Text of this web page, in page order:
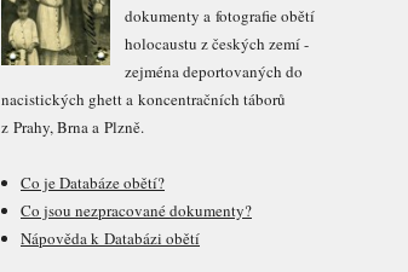
dokumenty a fotografie obětí
holocaustu z českých zemí -
zejména deportovaných do
nacistických ghett a koncentračních táborů
z Prahy, Brna a Plzně.
Co je Databáze obětí?
Co jsou nezpracované dokumenty?
Nápověda k Databázi obětí